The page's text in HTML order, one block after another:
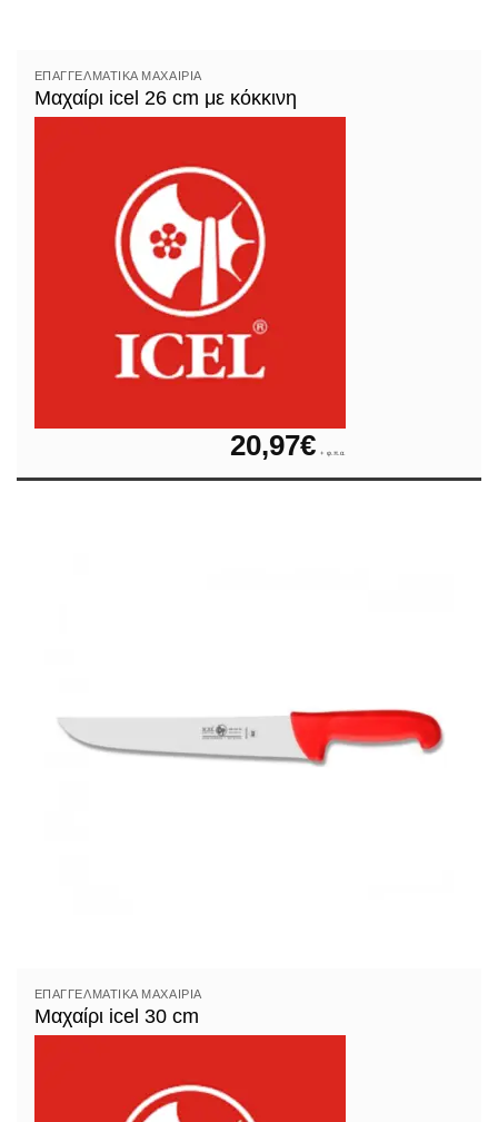
ΕΠΑΓΓΕΛΜΑΤΙΚΆ ΜΑΧΑΊΡΙΑ
Μαχαίρι icel 26 cm με κόκκινη
20,97€ + φ.π.α.
ΕΠΑΓΓΕΛΜΑΤΙΚΆ ΜΑΧΑΊΡΙΑ
Μαχαίρι icel 30 cm